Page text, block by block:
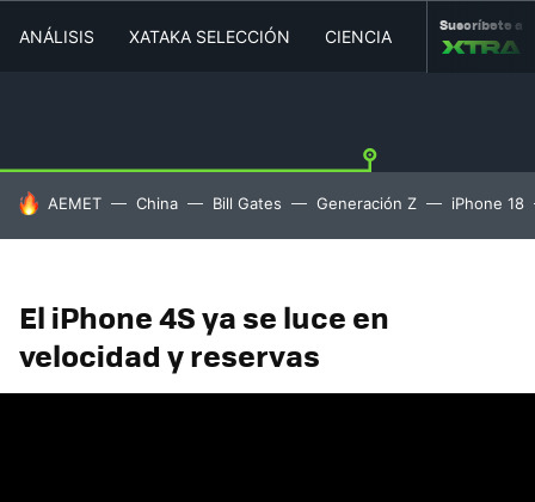
ANÁLISIS XATAKA SELECCIÓN CIENCIA MOVILIDAD
Suscríbete a
HOY SE HABLA DE
AEMET China Bill Gates Generación Z iPhone 18
El iPhone 4S ya se luce en
velocidad y reservas